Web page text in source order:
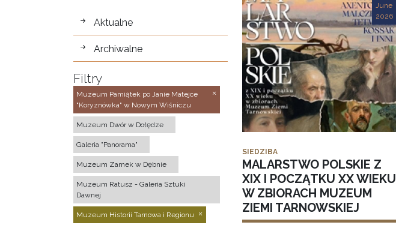
wystawy
Aktualne
Archiwalne
Filtry
Muzeum Pamiątek po Janie Matejce
"Koryznówka" w Nowym Wiśniczu
Muzeum Dwór w Dołędze
Galeria "Panorama"
Muzeum Zamek w Dębnie
Muzeum Ratusz - Galeria Sztuki
Dawnej
Muzeum Historii Tarnowa i Regionu
June
2026
SIEDZIBA
MALARSTWO POLSKIE Z
XIX I POCZĄTKU XX WIEKU
W ZBIORACH MUZEUM
ZIEMI TARNOWSKIEJ